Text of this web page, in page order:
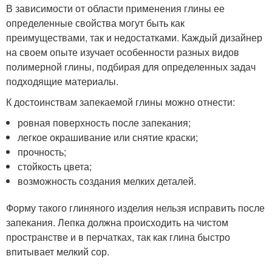
В зависимости от области применения глины ее
определенные свойства могут быть как
преимуществами, так и недостатками. Каждый дизайнер
на своем опыте изучает особенности разных видов
полимерной глины, подбирая для определенных задач
подходящие материалы.
К достоинствам запекаемой глины можно отнести:
ровная поверхность после запекания;
легкое окрашивание или снятие краски;
прочность;
стойкость цвета;
возможность создания мелких деталей.
Форму такого глиняного изделия нельзя исправить после
запекания. Лепка должна происходить на чистом
пространстве и в перчатках, так как глина быстро
впитывает мелкий сор.